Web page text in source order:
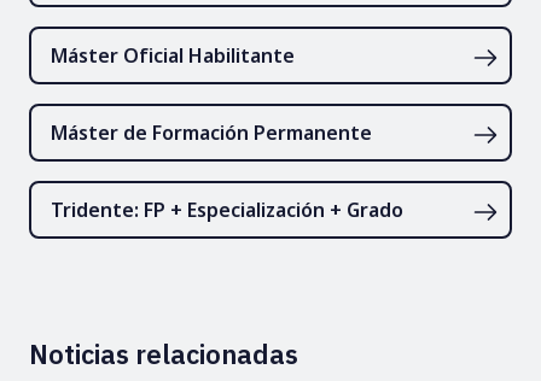
Máster Oficial Habilitante
Máster de Formación Permanente
Tridente: FP + Especialización + Grado
Noticias relacionadas